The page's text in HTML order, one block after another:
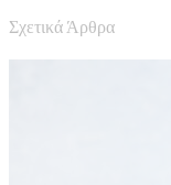
Σχετικά Άρθρα